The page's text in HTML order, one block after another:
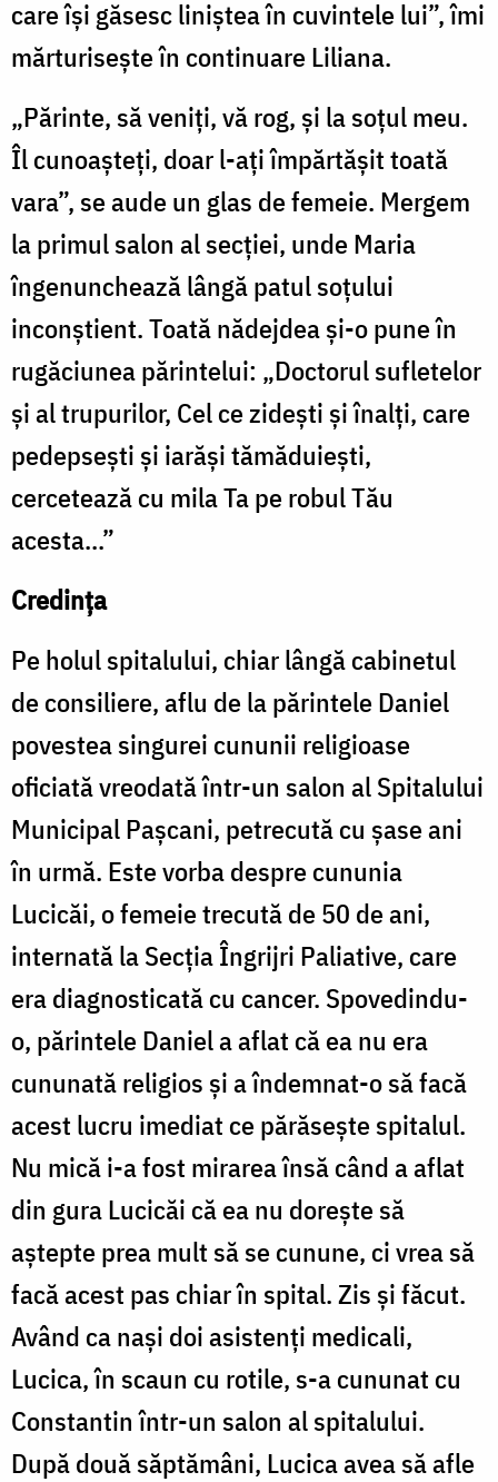
care îşi găsesc liniştea în cuvintele lui”, îmi
mărturiseşte în continuare Liliana.
„Părinte, să veniţi, vă rog, şi la soţul meu.
Îl cunoaşteţi, doar l-aţi împărtăşit toată
vara”, se aude un glas de femeie. Mergem
la primul salon al secţiei, unde Maria
îngenunchează lângă patul soţului
inconştient. Toată nădejdea şi-o pune în
rugăciunea părintelui: „Doctorul sufletelor
şi al trupurilor, Cel ce zideşti şi înalţi, care
pedepseşti şi iarăşi tămăduieşti,
cercetează cu mila Ta pe robul Tău
acesta...”
Credinţa
Pe holul spitalului, chiar lângă cabinetul
de consiliere, aflu de la părintele Daniel
povestea singurei cununii religioase
oficiată vreodată într-un salon al Spitalului
Municipal Paşcani, petrecută cu şase ani
în urmă. Este vorba despre cununia
Lucicăi, o femeie trecută de 50 de ani,
internată la Secţia Îngrijri Paliative, care
era diagnosticată cu cancer. Spovedindu-
o, părintele Daniel a aflat că ea nu era
cununată religios şi a îndemnat-o să facă
acest lucru imediat ce părăseşte spitalul.
Nu mică i-a fost mirarea însă când a aflat
din gura Lucicăi că ea nu doreşte să
aştepte prea mult să se cunune, ci vrea să
facă acest pas chiar în spital. Zis şi făcut.
Având ca naşi doi asistenţi medicali,
Lucica, în scaun cu rotile, s-a cununat cu
Constantin într-un salon al spitalului.
După două săptămâni, Lucica avea să afle